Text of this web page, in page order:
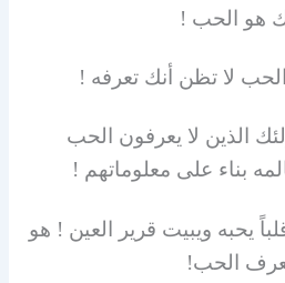
هو الحب !
لا تظن أنك تعرفه !
الذين لا يعرفون الحب
بناء على معلوماتهم !
يحبه ويبيت قرير العين ! هو
الحب!